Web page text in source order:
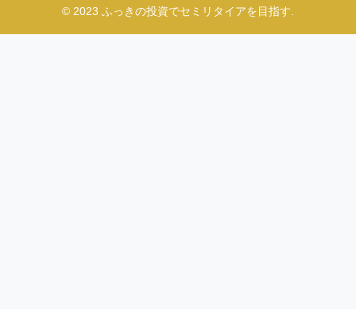
© 2023 ふっきの投資でセミリタイアを目指す.